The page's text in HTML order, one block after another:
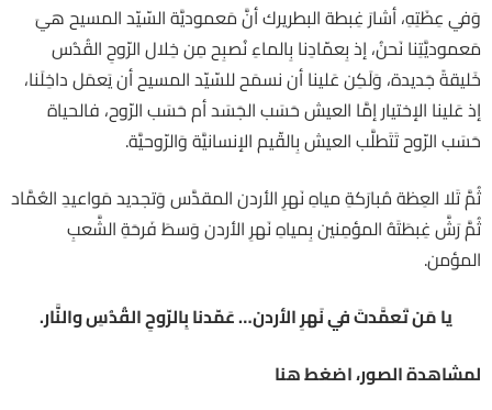
وَفي عِظَتِهِ، أشارَ غِبطة البطريرك أنَّ مَعموديَّة السّيّد المسيح هيَ
مَعموديَّتِنا نَحنُ، إذ بِعمّادِنا بِالماءِ نُصبِح مِن خِلال الرّوحِ القُدُس
خَليقةً جَديدة، وَلَكِن عَلينا أن نسمَح للسّيّد المسيح أن يَعمَل داخِلَنا،
إذ عَلينا الإختيار إمَّا العيش حَسَب الجَسَد أم حَسَب الرّوح، فالحياة
حَسَب الرّوح تَتَطلَّب العيش بِالقّيم الإنسانيَّة وَالرّوحيَّة.
ثُمَّ تَلا العِظة مُبارَكةِ مياهِ نَهرِ الأردن المقدَّس وَتجديد مَواعيدِ العُمَّاد
ثُمَّ رَشَّ غِبطَتَهُ المؤمِنين بِمياهِ نَهرِ الأردن وَسطَ فَرحَةِ الشَّعبِ
المؤمن.
يا مَن تَعمَّدتَ في نَهرِ الأردن… عَمّدنا بِالرّوحِ القُدُسِ والنَّار.
لمشاهدة الصور، اضغط هنا